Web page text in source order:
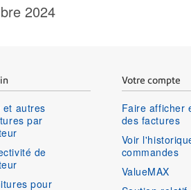
2024
et autres
par
de
pour
Votre compte
Faire afficher
des factures
Voir
commandes
ValueMAX